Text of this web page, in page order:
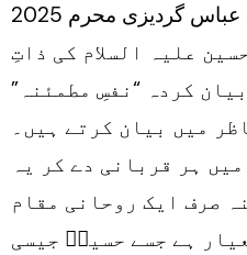
اس ویڈیو میں سید حسنین عباس گردیزی محرم 2025
علیہ السلام کی ذاتِ
کردہ “نفسِ مطمئنہ”
میں بیان کرتے ہیں۔
ہر قربانی دے کر یہ
صرف ایک روحانی مقام
ہے جسے حسینؑ جیسی
2025